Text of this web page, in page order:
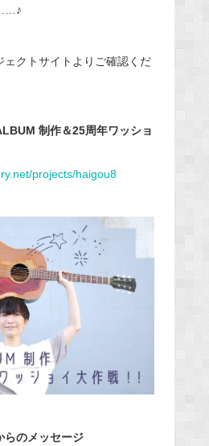
ェクトサイトよりご確認くだ
制作＆25周年ワッショ
projects/haigou8
のメッセージ